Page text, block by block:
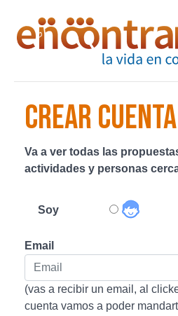
CREAR CUENTA
Va a ver todas las
actividades y personas
Soy
Email
(vas a recibir un email, al
cuenta vamos a poder